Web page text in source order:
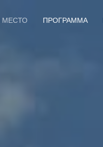
МЕСТО ПРОГРАММА